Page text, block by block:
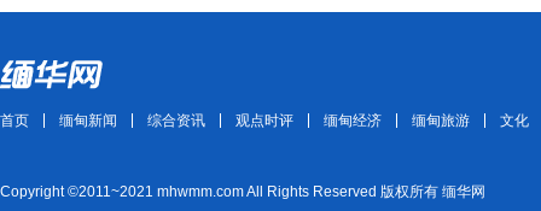
首页 缅甸新闻 综合资讯 观点时评 缅甸经济 缅甸旅游 文化
Copyright ©2011~2021 mhwmm.com All Rights Reserved 版权所有 缅华网